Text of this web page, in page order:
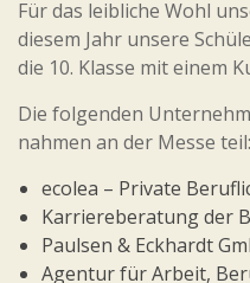
Für das leibliche Wohl
diesem Jahr unsere
die 10. Klasse mit einem
Die folgenden
nahmen an der Messe teil:
ecolea – Private
Karriereberatung der
Paulsen & Eckhardt
Agentur für Arbeit,